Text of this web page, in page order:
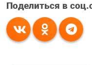
Поделиться в